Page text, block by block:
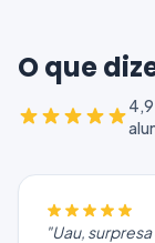
O que
"Uau,